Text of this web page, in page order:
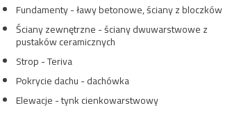
Fundamenty - ławy betonowe, ściany z bloczków
Ściany zewnętrzne - ściany dwuwarstwowe z
pustaków ceramicznych
Strop - Teriva
Pokrycie dachu - dachówka
Elewacje - tynk cienkowarstwowy